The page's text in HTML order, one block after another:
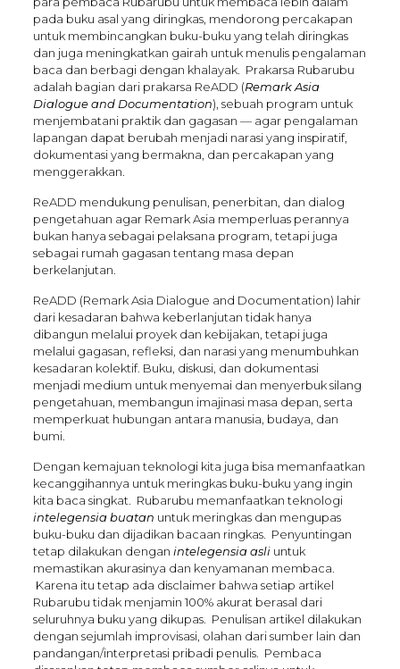
pada buku asal yang diringkas, mendorong percakapan
untuk membincangkan buku-buku yang telah diringkas
dan juga meningkatkan gairah untuk menulis pengalaman
baca dan berbagi dengan khalayak. Prakarsa Rubarubu
adalah bagian dari prakarsa ReADD (Remark Asia
Dialogue and Documentation), sebuah program untuk
menjembatani praktik dan gagasan — agar pengalaman
lapangan dapat berubah menjadi narasi yang inspiratif,
dokumentasi yang bermakna, dan percakapan yang
menggerakkan.
ReADD mendukung penulisan, penerbitan, dan dialog
pengetahuan agar Remark Asia memperluas perannya
bukan hanya sebagai pelaksana program, tetapi juga
sebagai rumah gagasan tentang masa depan
berkelanjutan.
ReADD (Remark Asia Dialogue and Documentation) lahir
dari kesadaran bahwa keberlanjutan tidak hanya
dibangun melalui proyek dan kebijakan, tetapi juga
melalui gagasan, refleksi, dan narasi yang menumbuhkan
kesadaran kolektif. Buku, diskusi, dan dokumentasi
menjadi medium untuk menyemai dan menyerbuk silang
pengetahuan, membangun imajinasi masa depan, serta
memperkuat hubungan antara manusia, budaya, dan
bumi.
Dengan kemajuan teknologi kita juga bisa memanfaatkan
kecanggihannya untuk meringkas buku-buku yang ingin
kita baca singkat. Rubarubu memanfaatkan teknologi
intelegensia buatan untuk meringkas dan mengupas
buku-buku dan dijadikan bacaan ringkas. Penyuntingan
tetap dilakukan dengan intelegensia asliuntuk
memastikan akurasinya dan kenyamanan membaca.
Karena itu tetap ada disclaimer bahwa setiap artikel
Rubarubu tidak menjamin 100% akurat berasal dari
seluruhnya buku yang dikupas. Penulisan artikel dilakukan
dengan sejumlah improvisasi, olahan dari sumber lain dan
pandangan/interpretasi pribadi penulis. Pembaca